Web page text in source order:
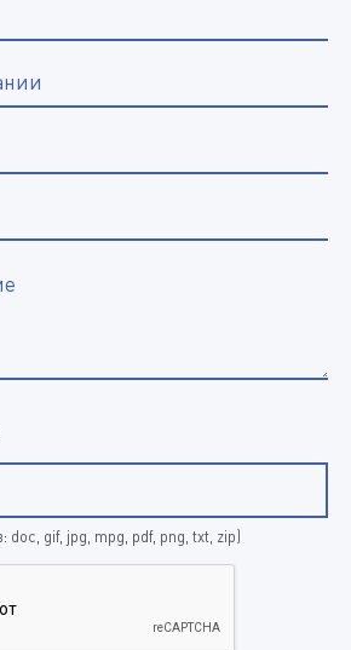
doc, gif, jpg, mpg, pdf, png, txt, zip)